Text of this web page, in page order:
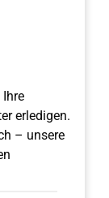
Ihre
erledigen.
– unsere